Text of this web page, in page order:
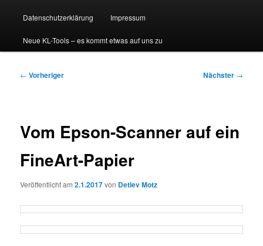
Datenschutzerklärung Impressum
Neue KL-Tools – es kommt etwas auf uns zu
Beitragsnavigation
← Vorheriger Nächster →
Vom Epson-Scanner auf ein
FineArt-Papier
Veröffentlicht am2.1.2017von Detlev Motz